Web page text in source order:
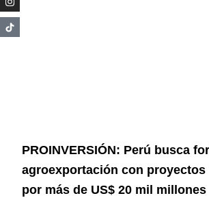
PROINVERSIÓN: Perú busca
agroexportación con
por más de US$ 20 mil millones